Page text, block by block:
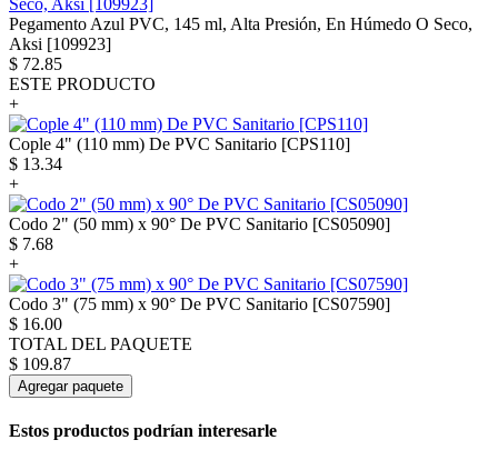
Pegamento Azul PVC, 145 ml, Alta Presión, En Húmedo O Seco,
Aksi [109923]
$ 72.85
ESTE PRODUCTO
+
Cople 4" (110 mm) De PVC Sanitario [CPS110]
$ 13.34
+
Codo 2" (50 mm) x 90° De PVC Sanitario [CS05090]
$ 7.68
+
Codo 3" (75 mm) x 90° De PVC Sanitario [CS07590]
$ 16.00
TOTAL DEL PAQUETE
$ 109.87
Agregar paquete
Estos productos podrían interesarle